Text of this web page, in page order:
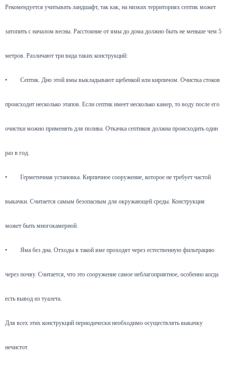
Рекомендуется учитывать ландшафт, так как, на низких территориях септик может
затопить с началом весны. Расстояние от ямы до дома должно быть не меньше чем 5
метров. Различают три вида таких конструкций:
• Септик. Дно этой ямы выкладывают щебенкой или кирпичом. Очистка стоков
происходит несколько этапов. Если септик имеет несколько камер, то воду после его
очистки можно применять для полива. Откачка септиков должна происходить один
раз в год.
• Герметичная установка. Кирпичное сооружение, которое не требует частой
выкачки. Считается самым безопасным для окружающей среды. Конструкция
может быть многокамерной.
• Яма без дна. Отходы в такой яме проходят через естественную фильтрацию
через почву. Считается, что это сооружение самое неблагоприятное, особенно когда
есть вывод из туалета.
Для всех этих конструкций периодически необходимо осуществлять выкачку
нечистот.